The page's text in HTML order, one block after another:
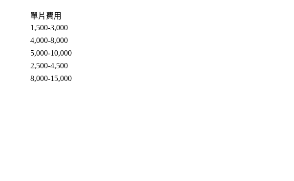
單片費用
1,500-3,000
4,000-8,000
5,000-10,000
2,500-4,500
8,000-15,000